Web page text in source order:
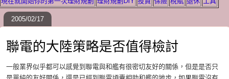
2005/02/17
聯電的大陸策略是否值得檢討
一般業界似乎都可以感覺到聯電與和艦有很密切友好的關係，但是是否只